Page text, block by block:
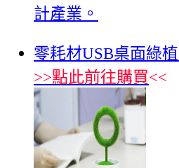
計產業。
零耗材USB桌面綠
>>點此前往購買<<